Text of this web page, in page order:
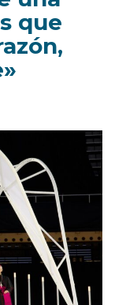
que